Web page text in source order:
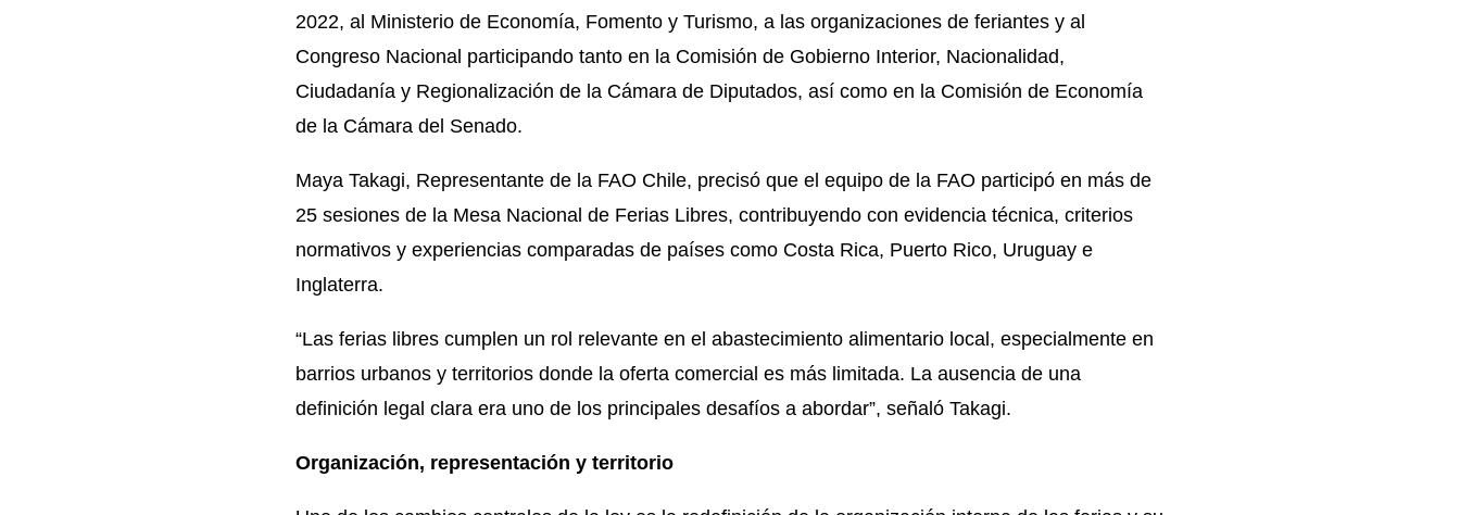
2022, al Ministerio de Economía, Fomento y Turismo, a las organizaciones de feriantes y al
Congreso Nacional participando tanto en la Comisión de Gobierno Interior, Nacionalidad,
Ciudadanía y Regionalización de la Cámara de Diputados, así como en la Comisión de Economía
de la Cámara del Senado.
Maya Takagi, Representante de la FAO Chile, precisó que el equipo de la FAO participó en más de
25 sesiones de la Mesa Nacional de Ferias Libres, contribuyendo con evidencia técnica, criterios
normativos y experiencias comparadas de países como Costa Rica, Puerto Rico, Uruguay e
Inglaterra.
“Las ferias libres cumplen un rol relevante en el abastecimiento alimentario local, especialmente en
barrios urbanos y territorios donde la oferta comercial es más limitada. La ausencia de una
definición legal clara era uno de los principales desafíos a abordar”, señaló Takagi.
Organización, representación y territorio